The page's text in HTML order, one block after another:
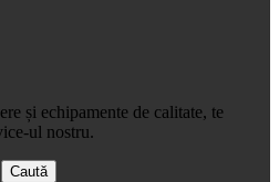
și echipamente de calitate, te
ul nostru.
Caută